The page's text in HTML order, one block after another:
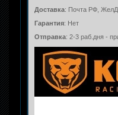
Доставка: Почта РФ,
Гарантия: Нет
Отправка: 2-3 раб.дня -